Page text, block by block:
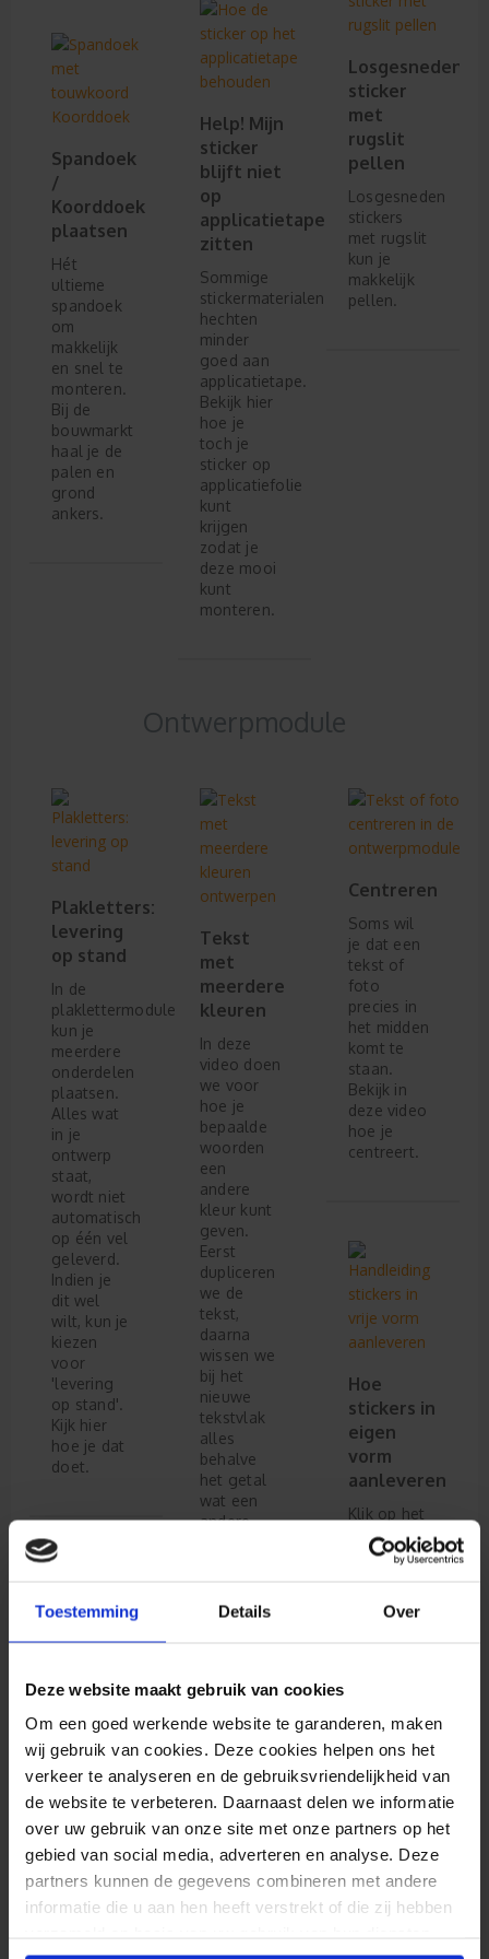
Toestemming Details Over
Deze website maakt gebruik van cookies
Om een goed werkende website te garanderen, maken
wij gebruik van cookies. Deze cookies helpen ons het
verkeer te analyseren en de gebruiksvriendelijkheid van
de website te verbeteren. Daarnaast delen we informatie
over uw gebruik van onze site met onze partners op het
gebied van social media, adverteren en analyse. Deze
partners kunnen de gegevens combineren met andere
informatie die u aan hen heeft verstrekt of die zij hebben
Spandoek
/
Koorddoek
plaatsen
Hét
ultieme
spandoek
om
makkelijk
en snel te
monteren.
Bij de
bouwmarkt
haal je de
palen en
grond
ankers.
Help! Mijn
sticker
blijft niet
op
applicatietape
zitten
Sommige
stickermaterialen
hechten
minder
goed aan
applicatietape.
Bekijk hier
hoe je
toch je
sticker op
applicatiefolie
kunt
krijgen
zodat je
deze mooi
kunt
monteren.
Losgesneden
sticker
met
rugslit
pellen
Losgesneden
stickers
met rugslit
kun je
makkelijk
pellen.
Ontwerpmodule
Plakletters:
levering
op stand
In de
plaklettermodule
kun je
meerdere
onderdelen
plaatsen.
Alles wat
in je
ontwerp
staat,
wordt niet
automatisch
op één vel
geleverd.
Indien je
dit wel
wilt, kun je
kiezen
voor
'levering
op stand'.
Kijk hier
hoe je dat
doet.
Handleiding
ontwerpmodule
Lees stap
voor stap
in de
handleiding
hoe de
spandoekmodule
werkt.
Tekst
met
meerdere
kleuren
In deze
video doen
we voor
hoe je
bepaalde
woorden
een
andere
kleur kunt
geven.
Eerst
dupliceren
we de
tekst,
daarna
wissen we
bij het
nieuwe
tekstvlak
alles
behalve
het getal
wat een
andere
wissen we
tekstvlak.
In deze
video kun
je zien hoe
je een
object:
- een kleur
geeft
- vergroot
-
Centreren
Soms wil
je dat een
tekst of
foto
precies in
het midden
komt te
staan.
Bekijk in
deze video
hoe je
centreert.
Hoe
stickers in
eigen
vorm
aanleveren
Klik op het
plaatje om
de pdf
naar ons
sturen, je
ontvangt
dan een
bestelbare
link en
kostenplaatje
van ons
terug!